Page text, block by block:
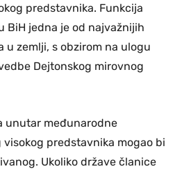
predstavnika. Funkcija
BiH jedna je od najvažnijih
u zemlji, s obzirom na ulogu
Dejtonskog mirovnog
unutar međunarodne
predstavnika mogao bi
Ukoliko države članice